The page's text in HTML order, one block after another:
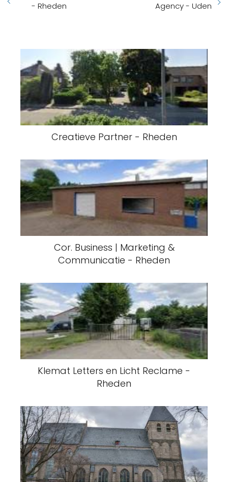
- Rheden
Agency - Uden
Creatieve Partner - Rheden
Cor. Business | Marketing &
Communicatie - Rheden
Klemat Letters en Licht Reclame -
Rheden